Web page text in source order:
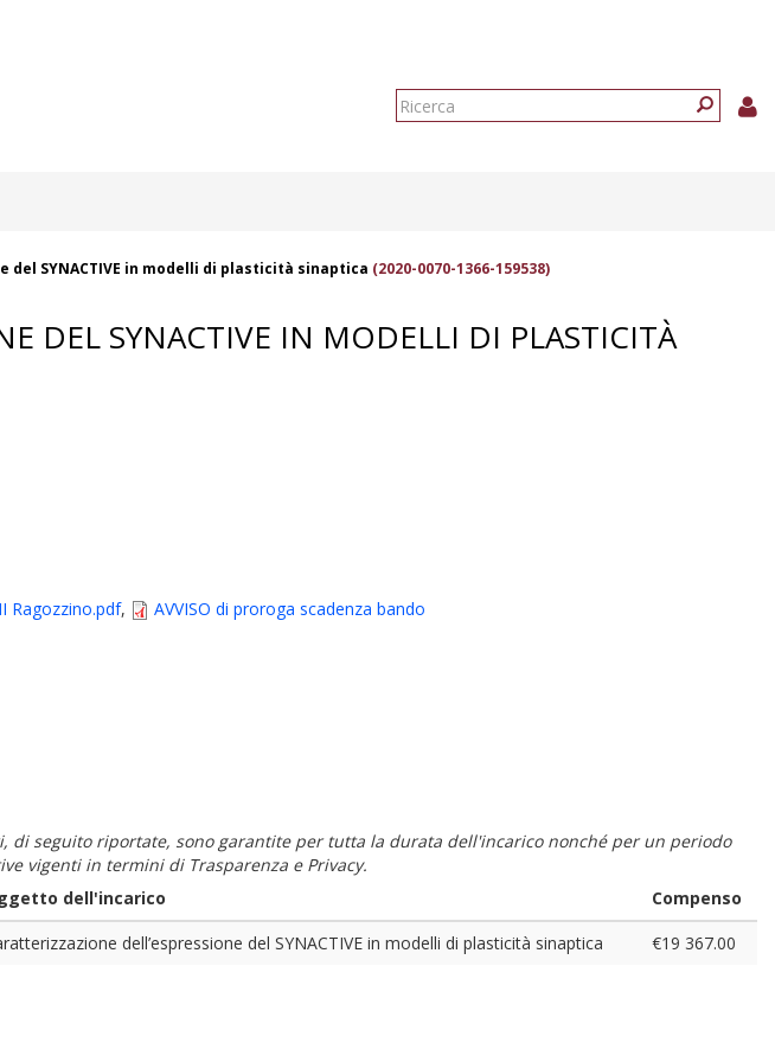
Form
del SYNACTIVE in modelli di plasticità sinaptica (2020-0070-1366-159538)
DEL SYNACTIVE IN MODELLI DI PLASTICITÀ
Ragozzino.pdf,
AVVISO di proroga scadenza bando
seguito riportate, sono garantite per tutta la durata dell'incarico nonché per un periodo
vigenti in termini di Trasparenza e Privacy.
dell'incarico
Compenso
dell’espressione del SYNACTIVE in modelli di plasticità sinaptica €19 367.00